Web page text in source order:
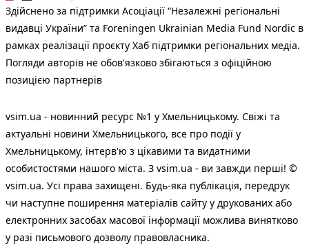
Здійснено за підтримки Асоціації “Незалежні регіональні
видавці України” та Foreningen Ukrainian Media Fund Nordic в
рамках реалізації проєкту Хаб підтримки регіональних медіа.
Погляди авторів не обов'язково збігаються з офіційною
позицією партнерів
vsim.ua - новинний ресурс №1 у Хмельницькому. Свіжі та
актуальні новини Хмельницького, все про події у
Хмельницькому, інтерв'ю з цікавими та видатними
особистостями нашого міста. З vsim.ua - ви завжди перші! ©
vsim.ua. Усі права захищені. Будь-яка публiкацiя, передрук
чи наступне поширення матеріалів сайту у друкованих або
електронних засобах масової інформації можлива винятково
у разі письмового дозволу правовласника.